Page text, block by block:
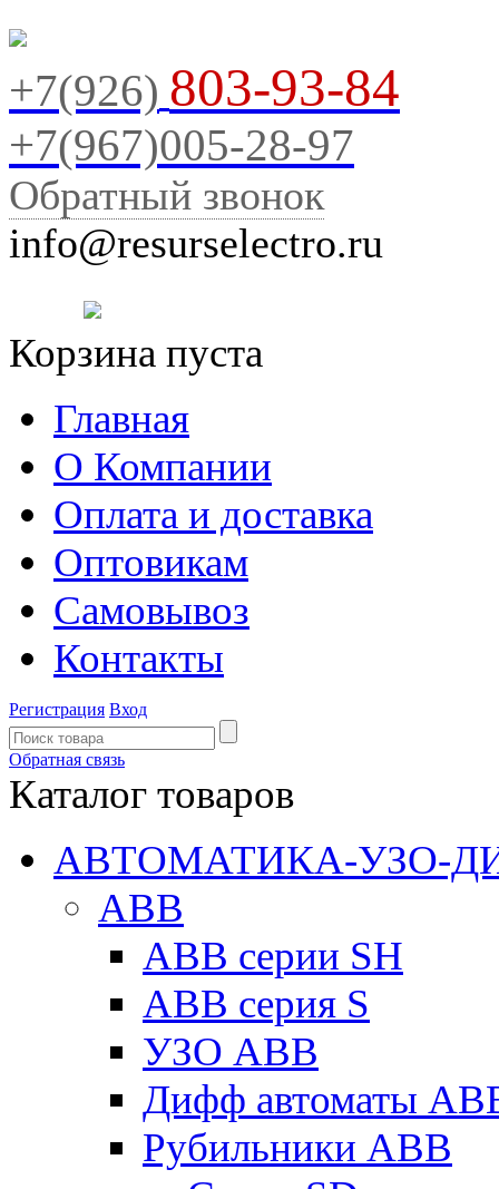
+7(926) 803-93-84
+7(967)005-28-97
Обратный звонок
info@resurselectro.ru
Корзина пуста
Главная
О Компании
Оплата и доставка
Оптовикам
Самовывоз
Контакты
Регистрация Вход
Обратная связь
Каталог товаров
АВТОМАТИКА-УЗО-
ABB
ABB серии SH
ABB серия S
УЗО ABB
Дифф автоматы
Рубильники ABB